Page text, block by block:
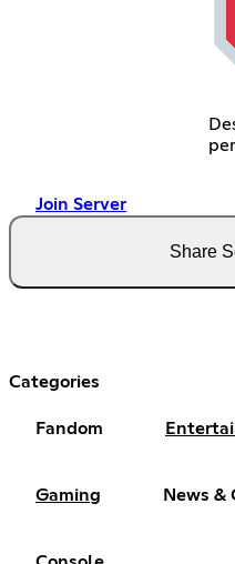
Join Server
Share
Categories
Fandom
Gaming News &